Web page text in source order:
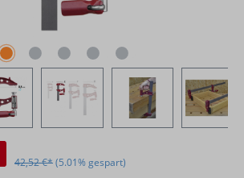
42,52 €*(5.01% gespart)